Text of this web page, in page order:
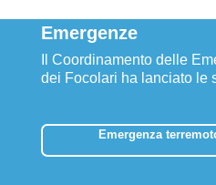
Emergenze
Il Coordinamento delle
dei Focolari ha lanciato le
Emergenza